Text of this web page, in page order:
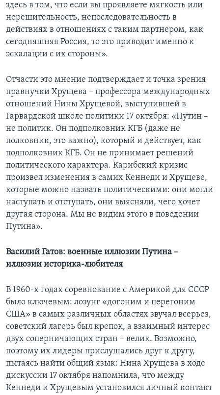
здесь в том, что если вы проявляете мягкость или
нерешительность, непоследовательность в
действиях в отношениях с таким партнером, как
сегодняшняя Россия, то это приводит именно к
эскалации с их стороны».
Отчасти это мнение подтверждает и точка зрения
правнучки Хрущева – профессора международных
отношений Нины Хрущевой, выступившей в
Гарвардской школе политики 17 октября: «Путин –
не политик. Он подполковник КГБ (даже не
полковник, это важно), который и действует, как
подполковник КГБ. Он не принимает решений
политического характера. Карибский кризис
произвел изменения в самих Кеннеди и Хрущеве,
которые можно назвать политическими: они могли
наступать и отступать, они выясняли, чего хочет
другая сторона. Мы не видим этого в поведении
Путина».
Василий Гатов: военные иллюзии Путина –
иллюзии историка-любителя
В 1960-х годах соревнование с Америкой для СССР
было ключевым: лозунг «догоним и перегоним
США» в самых различных областях звучал всерьез,
советский лагерь был крепок, а взаимный интерес
двух соперничающих стран – велик. Возможно,
поэтому их лидеры прислушались друг к другу,
пытаясь найти общий язык: Нина Хрущева в ходе
дискуссии 17 октября напомнила, что между
Кеннеди и Хрущевым установился личный контакт